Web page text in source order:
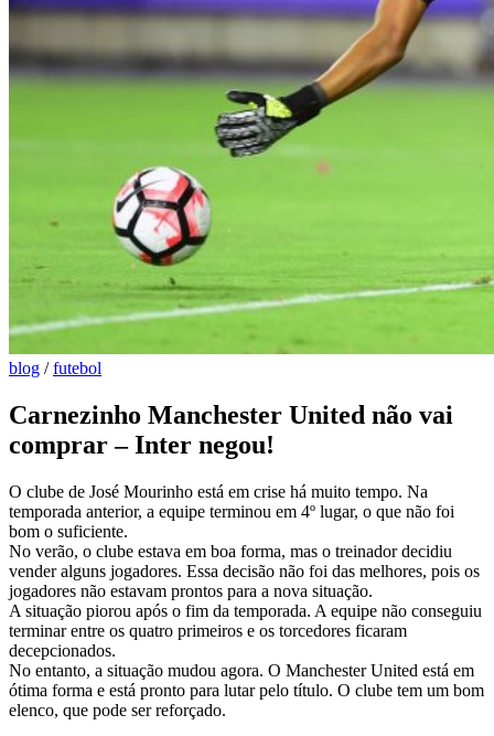
blog /futebol
Carnezinho Manchester United não vai
comprar – Inter negou!
O clube de José Mourinho está em crise há muito tempo. Na
temporada anterior, a equipe terminou em 4º lugar, o que não foi
bom o suficiente.
No verão, o clube estava em boa forma, mas o treinador decidiu
vender alguns jogadores. Essa decisão não foi das melhores, pois os
jogadores não estavam prontos para a nova situação.
A situação piorou após o fim da temporada. A equipe não conseguiu
terminar entre os quatro primeiros e os torcedores ficaram
decepcionados.
No entanto, a situação mudou agora. O Manchester United está em
ótima forma e está pronto para lutar pelo título. O clube tem um bom
elenco, que pode ser reforçado.